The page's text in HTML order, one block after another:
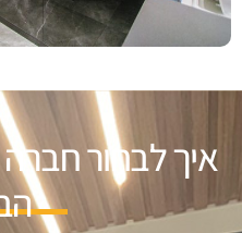
איך לבחור חברה